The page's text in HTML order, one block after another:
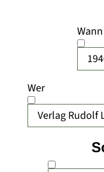
Wann
Wer
Verlag Rudolf